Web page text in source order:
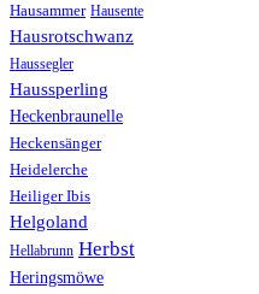
Hausammer Hausente
Hausrotschwanz
Haussegler
Haussperling
Heckenbraunelle
Heckensänger
Heidelerche
Heiliger Ibis
Helgoland
Hellabrunn Herbst
Heringsmöwe